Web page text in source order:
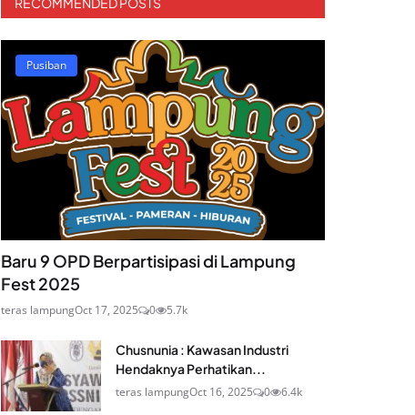
Pusiban
Baru 9 OPD Berpartisipasi di Lampung
Fest 2025
teras lampungOct 17, 2025 0 5.7k
Chusnunia : Kawasan Industri
Hendaknya Perhatikan...
teras lampungOct 16, 2025 0 6.4k